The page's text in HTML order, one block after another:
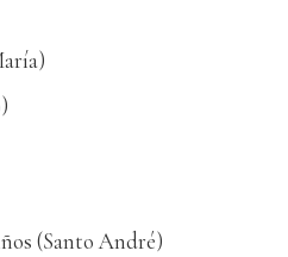
(Santo André)